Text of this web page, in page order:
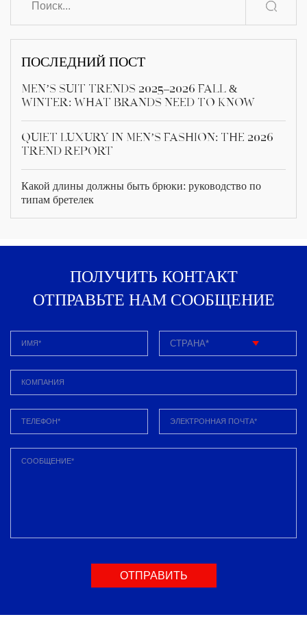
ПОСЛЕДНИЙ ПОСТ
Men’s Suit Trends 2025–2026 Fall &
Winter: What Brands Need to Know
Quiet Luxury in Men’s Fashion: The 2026
Trend Report
Какой длины должны быть брюки: руководство по
типам бретелек
ПОЛУЧИТЬ КОНТАКТ
ОТПРАВЬТЕ НАМ СООБЩЕНИЕ
ОТПРАВИТЬ